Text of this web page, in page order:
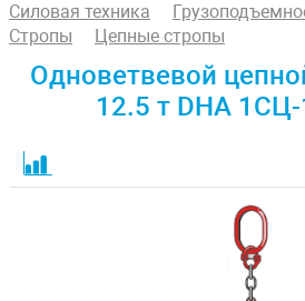
Силовая техника
Стропы
Цепные стропы
Одноветвевой
12.5 т DHA